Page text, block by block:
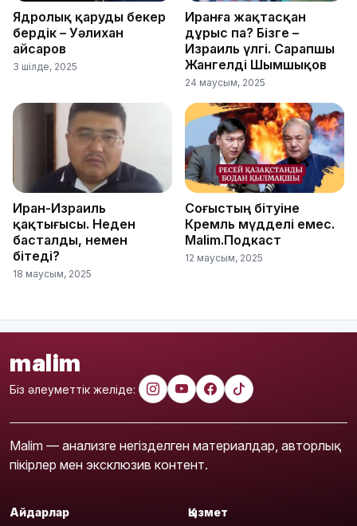
Ядролық қаруды бекер
бердік – Уәлихан
Қайсаров
3 шілде, 2025
Иранға жақтасқан
дұрыс па? Бізге –
Израиль үлгі. Сарапшы
Жангелді Шымшықов
24 маусым, 2025
Иран-Израиль
қақтығысы. Неден
басталды, немен
бітеді?
18 маусым, 2025
Соғыстың бітуіне
Кремль мүдделі емес.
Malim.Подкаст
12 маусым, 2025
malim
Біз әлеуметтік желіде:
Malim — анализге негізделген материалдар, авторлық
пікірлер мен эксклюзив контент.
Айдарлар Қызмет